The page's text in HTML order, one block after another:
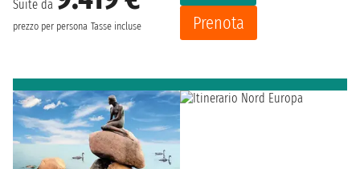
Suite da
prezzo per persona Tasse incluse
Prenota